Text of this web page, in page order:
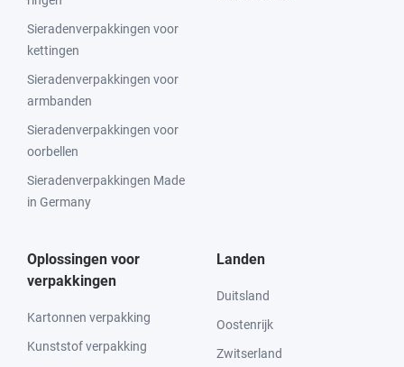
Sieradenverpakkingen voor
kettingen
Sieradenverpakkingen voor
armbanden
Sieradenverpakkingen voor
oorbellen
Sieradenverpakkingen Made
in Germany
Oplossingen voor
verpakkingen
Kartonnen verpakking
Kunststof verpakking
Landen
Duitsland
Oostenrijk
Zwitserland